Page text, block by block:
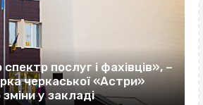
послуг і фахівців», –
черкаської «Астри»
у закладі